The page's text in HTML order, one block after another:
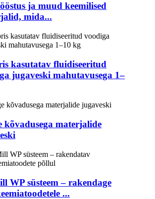
ja muud keemilised
mida...
kasutatav fluidiseeritud
jugaveski mahutavusega 1–
kõvadusega materjalide
WP süsteem – rakendage
...